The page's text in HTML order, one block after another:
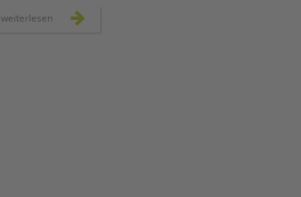
weiterlesen menschen